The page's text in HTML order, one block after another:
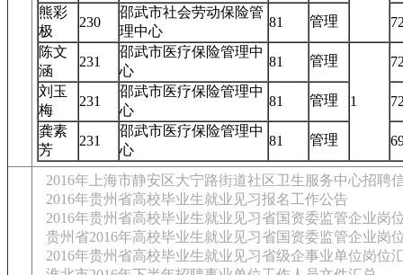
熊彩
极
230
邵武市社会劳动保险管
理中心
81 管理
陈文
涵
231
邵武市医疗保险管理中
心
81 管理
1
刘玉
梅
231
邵武市医疗保险管理中
心
81 管理
龚素
芳
231
邵武市医疗保险管理中
心
81 管理
2016年上海市静安区大宁路街道社区卫生服务中心招聘
2016年贵州省高校毕业生就业见习报名工作公告
2016年贵州省高校毕业生就业见习省国资委监管企业岗
贵州省2016年高校毕业生就业见习省国资委监管企业岗
2016年贵州省高校毕业生就业见习省级企事业单位岗位